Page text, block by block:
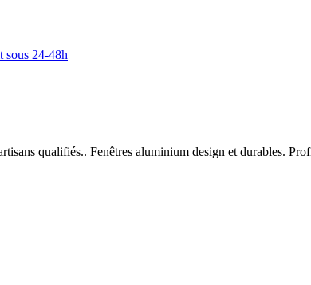
sous 24-48h
qualifiés.. Fenêtres aluminium design et durables.